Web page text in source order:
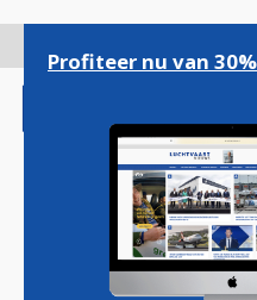
gaan
Magazine
Profiteer nu van